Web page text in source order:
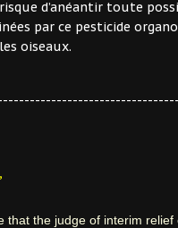
d’anéantir toute
par ce pesticide
oiseaux.
that the judge of interim relief